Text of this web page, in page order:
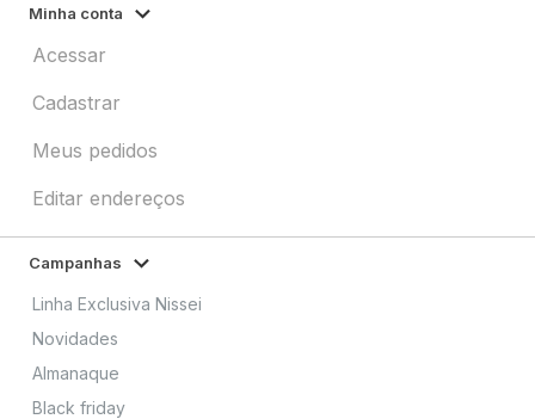
Minha conta
Acessar
Cadastrar
Meus pedidos
Editar endereços
Campanhas
Linha Exclusiva Nissei
Novidades
Almanaque
Black friday